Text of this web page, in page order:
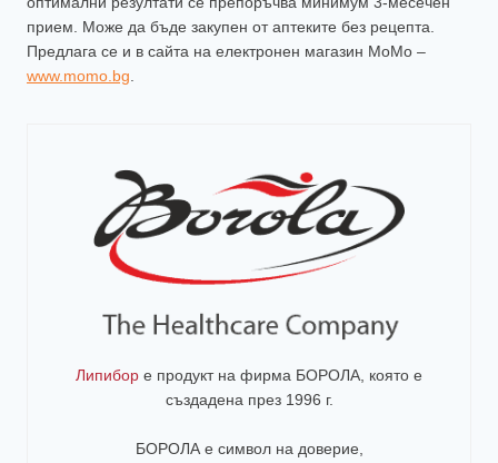
прием. Може да бъде закупен от аптеките без рецепта.
Предлага се и в сайта на електронен магазин МоМо –
www.momo.bg.
Липибор е продукт на фирма БОРОЛА, която е
създадена през 1996 г.
БОРОЛА е символ на доверие,